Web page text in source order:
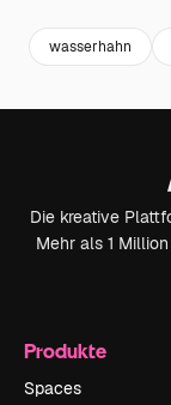
wasserhahn
Die kreative
Mehr als 1
Produkte
Spaces